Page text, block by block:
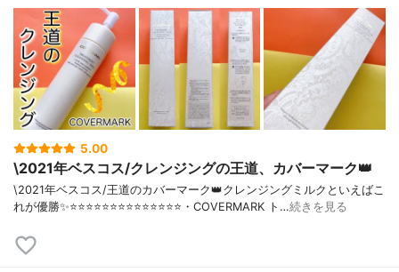
5.00
\2021年ベスコス/クレンジングの王道、カバーマーク👑
\2021年ベスコス/王道のカバーマーク👑クレンジングミルクといえばこ
れが優勝✨⭐️⭐️⭐️⭐️⭐️⭐️⭐️⭐️⭐️⭐️⭐️⭐️⭐️⭐️・COVERMARK ト…続きを見る